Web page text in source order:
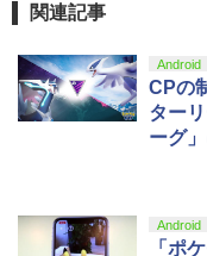
関連記事
Android
CPの
ター
ーグ
Android
「ポ